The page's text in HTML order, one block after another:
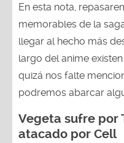
En esta nota,
memorables de la
llegar al hecho más
largo del anime
quizá nos falte
podremos abarcar
Vegeta sufre por
atacado por Cell